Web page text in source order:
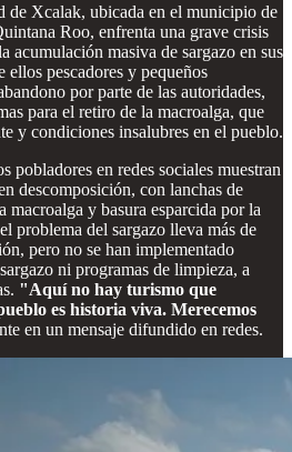
Xcalak, ubicada en el municipio de
Roo, enfrenta una grave crisis
acumulación masiva de sargazo en sus
ellos pescadores y pequeños
por parte de las autoridades,
para el retiro de la macroalga, que
y condiciones insalubres en el pueblo.
pobladores en redes sociales muestran
descomposición, con lanchas de
macroalga y basura esparcida por la
problema del sargazo lleva más de
pero no se han implementado
ni programas de limpieza, a
"Aquí no hay turismo que
es historia viva. Merecemos
en un mensaje difundido en redes.